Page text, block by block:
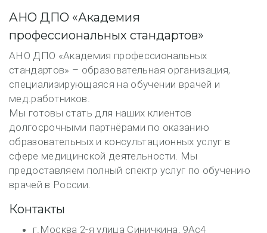
АНО ДПО «Академия
профессиональных стандартов»
АНО ДПО «Академия профессиональных
стандартов» – образовательная организация,
специализирующаяся на обучении врачей и
мед.работников.
Мы готовы стать для наших клиентов
долгосрочными партнёрами по оказанию
образовательных и консультационных услуг в
сфере медицинской деятельности. Мы
предоставляем полный спектр услуг по обучению
врачей в России.
Контакты
г.Москва 2-я улица Синичкина, 9Ас4